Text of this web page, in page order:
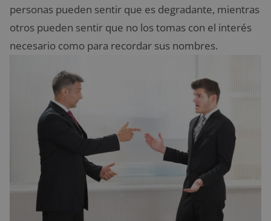
personas pueden sentir que es degradante, mientras
otros pueden sentir que no los tomas con el interés
necesario como para recordar sus nombres.